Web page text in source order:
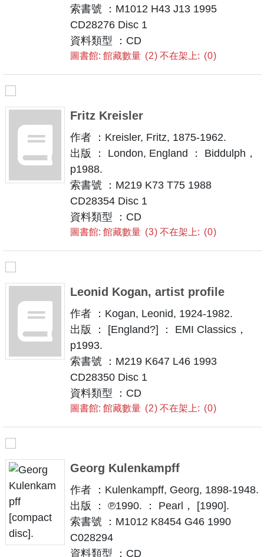
索書號 ：M1012 H43 J13 1995
CD28276 Disc 1
資料類型 ：CD
圖書館: 館藏數量 2 不在架上: 0
Fritz Kreisler
作者 ：Kreisler, Fritz, 1875-1962.
出版 ： London, England ： Biddulph，
p1988.
索書號 ：M219 K73 T75 1988
CD28354 Disc 1
資料類型 ：CD
圖書館: 館藏數量 3 不在架上: 0
Leonid Kogan, artist profile
作者 ：Kogan, Leonid, 1924-1982.
出版 ： [England?] ： EMI Classics，
p1993.
索書號 ：M219 K647 L46 1993
CD28350 Disc 1
資料類型 ：CD
圖書館: 館藏數量 2 不在架上: 0
Georg Kulenkampff
作者 ：Kulenkampff, Georg, 1898-1948.
出版 ： ℗1990. ： Pearl， [1990].
索書號 ：M1012 K8454 G46 1990
C028294
資料類型 ：CD